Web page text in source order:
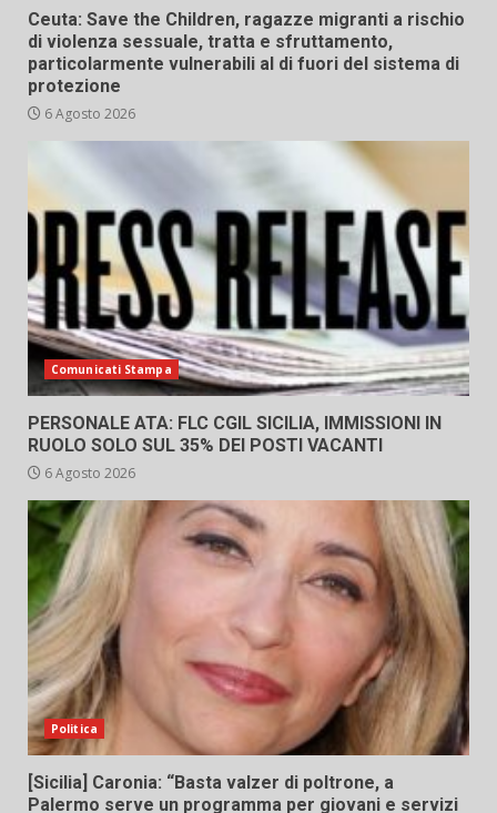
Ceuta: Save the Children, ragazze migranti a rischio
di violenza sessuale, tratta e sfruttamento,
particolarmente vulnerabili al di fuori del sistema di
protezione
6 Agosto 2026
Comunicati Stampa
PERSONALE ATA: FLC CGIL SICILIA, IMMISSIONI IN
RUOLO SOLO SUL 35% DEI POSTI VACANTI
6 Agosto 2026
Politica
[Sicilia] Caronia: “Basta valzer di poltrone, a
Palermo serve un programma per giovani e servizi